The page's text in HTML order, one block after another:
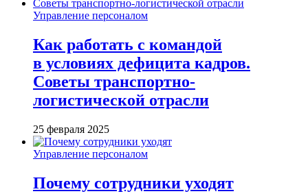
Управление персоналом
Как работать с командой
в условиях дефицита кадров.
Советы транспортно-
логистической отрасли
25 февраля 2025
Управление персоналом
Почему сотрудники уходят